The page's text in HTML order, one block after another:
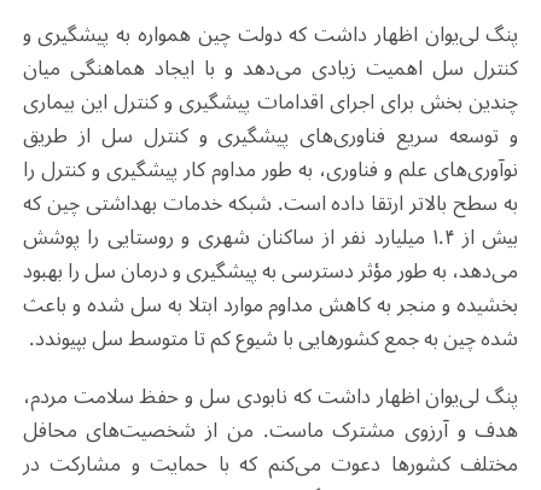
پنگ لی‌یوان اظهار داشت که دولت چین همواره به پیشگیری و
کنترل سل اهمیت زیادی می‌دهد و با ایجاد هماهنگی میان
چندین بخش برای اجرای اقدامات پیشگیری و کنترل این بیماری
و توسعه سریع فناوری‌های پیشگیری و کنترل سل از طریق
نوآوری‌های علم و فناوری، به طور مداوم کار پیشگیری و کنترل را
به سطح بالاتر ارتقا داده است. شبکه خدمات بهداشتی چین که
بیش از ۱.۴ میلیارد نفر از ساکنان شهری و روستایی را پوشش
می‌دهد، به طور مؤثر دسترسی به پیشگیری و درمان سل را بهبود
بخشیده و منجر به کاهش مداوم موارد ابتلا به سل شده و باعث
شده چین به جمع کشورهایی با شیوع کم تا متوسط ​​سل بپیوندد.
پنگ لی‌یوان اظهار داشت که نابودی سل و حفظ سلامت مردم،
هدف و آرزوی مشترک ماست. من از شخصیت‌های محافل
مختلف کشورها دعوت می‌کنم که با حمایت و مشارکت در